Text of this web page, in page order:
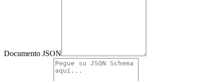
Documento JSON